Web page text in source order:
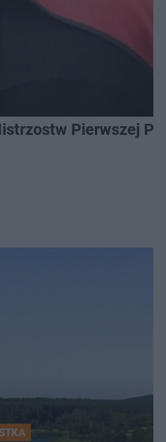
Pierwszej